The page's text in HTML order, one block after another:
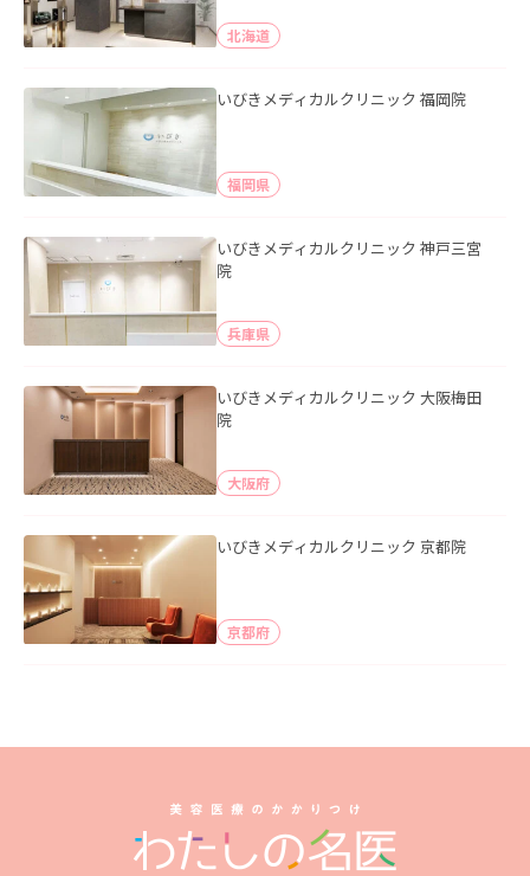
北海道
いびきメディカルクリニック 福岡院
福岡県
いびきメディカルクリニック 神戸三宮
院
兵庫県
いびきメディカルクリニック 大阪梅田
院
大阪府
いびきメディカルクリニック 京都院
京都府